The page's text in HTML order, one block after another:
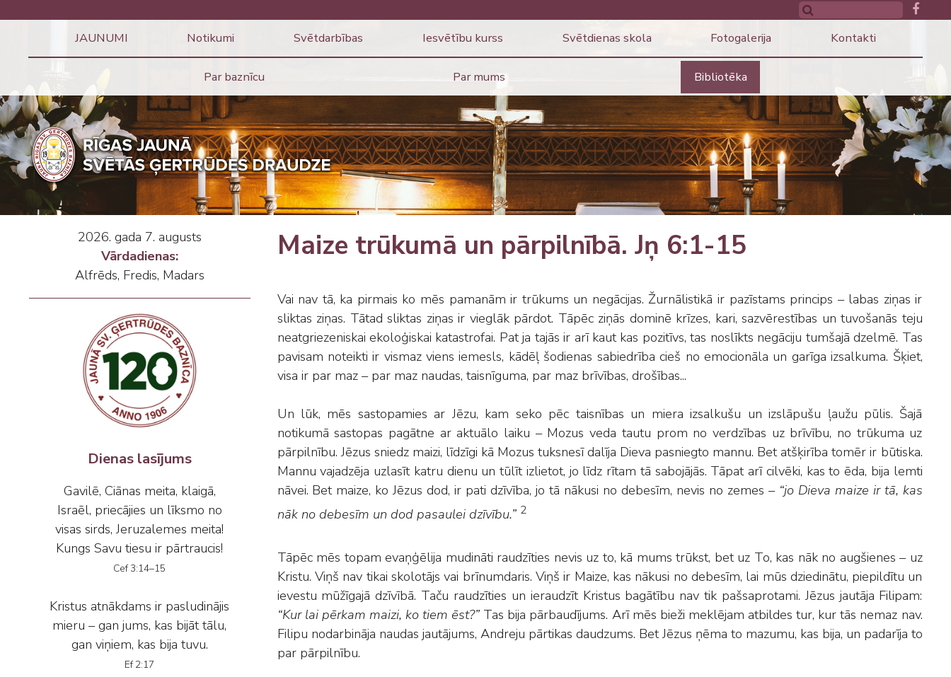
JAUNUMI Notikumi Svētdarbības Iesvētību kurss Svētdienas skola Fotogalerija Kontakti
Par baznīcu Par mums Bibliotēka
2026. gada 7. augusts
Vārdadienas:
Alfrēds, Fredis, Madars
Dienas lasījums
Gavilē, Ciānas meita, klaigā,
Israēl, priecājies un līksmo no
visas sirds, Jeruzalemes meita!
Kungs Savu tiesu ir pārtraucis!
Cef 3:14–15
Kristus atnākdams ir pasludinājis
mieru – gan jums, kas bijāt tālu,
gan viņiem, kas bija tuvu.
Ef 2:17
Maize trūkumā un pārpilnībā. Jņ 6:1-15
Vai nav tā, ka pirmais ko mēs pamanām ir trūkums un negācijas. Žurnālistikā ir pazīstams princips – labas ziņas ir
sliktas ziņas. Tātad sliktas ziņas ir vieglāk pārdot. Tāpēc ziņās dominē krīzes, kari, sazvērestības un tuvošanās teju
neatgriezeniskai ekoloģiskai katastrofai. Pat ja tajās ir arī kaut kas pozitīvs, tas noslīkts negāciju tumšajā dzelmē. Tas
pavisam noteikti ir vismaz viens iemesls, kādēļ šodienas sabiedrība cieš no emocionāla un garīga izsalkuma. Šķiet,
visa ir par maz – par maz naudas, taisnīguma, par maz brīvības, drošības...
Un lūk, mēs sastopamies ar Jēzu, kam seko pēc taisnības un miera izsalkušu un izslāpušu ļaužu pūlis. Šajā
notikumā sastopas pagātne ar aktuālo laiku – Mozus veda tautu prom no verdzības uz brīvību, no trūkuma uz
pārpilnību. Jēzus sniedz maizi, līdzīgi kā Mozus tuksnesī dalīja Dieva pasniegto mannu. Bet atšķirība tomēr ir būtiska.
Mannu vajadzēja uzlasīt katru dienu un tūlīt izlietot, jo līdz rītam tā sabojājās. Tāpat arī cilvēki, kas to ēda, bija lemti
nāvei. Bet maize, ko Jēzus dod, ir pati dzīvība, jo tā nākusi no debesīm, nevis no zemes – “jo Dieva maize ir tā, kas
nāk no debesīm un dod pasaulei dzīvību.” 2
Tāpēc mēs topam evaņģēlija mudināti raudzīties nevis uz to, kā mums trūkst, bet uz To, kas nāk no augšienes – uz
Kristu. Viņš nav tikai skolotājs vai brīnumdaris. Viņš ir Maize, kas nākusi no debesīm, lai mūs dziedinātu, piepildītu un
ievestu mūžīgajā dzīvībā. Taču raudzīties un ieraudzīt Kristus bagātību nav tik pašsaprotami. Jēzus jautāja Filipam:
“Kur lai pērkam maizi, ko tiem ēst?” Tas bija pārbaudījums. Arī mēs bieži meklējam atbildes tur, kur tās nemaz nav.
Filipu nodarbināja naudas jautājums, Andreju pārtikas daudzums. Bet Jēzus ņēma to mazumu, kas bija, un padarīja to
par pārpilnību.